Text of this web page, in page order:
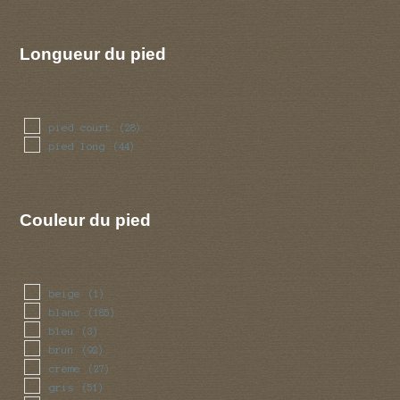
Longueur du pied
pied court (28)
pied long (44)
Couleur du pied
beige (1)
blanc (185)
bleu (3)
brun (92)
creme (27)
gris (51)